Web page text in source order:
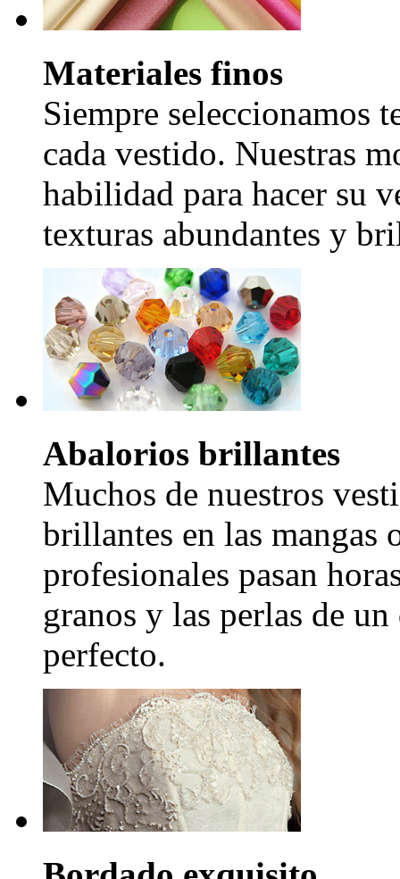
Materiales finos
Siempre seleccionamos
cada vestido. Nuestras
habilidad para hacer su
texturas abundantes y
Abalorios brillantes
Muchos de nuestros
brillantes en las mangas
profesionales pasan
granos y las perlas de
perfecto.